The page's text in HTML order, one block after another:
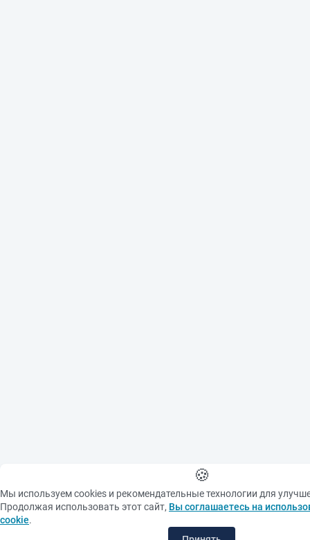
🍪
Мы используем cookies и рекомендательные технологии для
Продолжая использовать этот сайт, Вы соглашаетесь на
cookie.